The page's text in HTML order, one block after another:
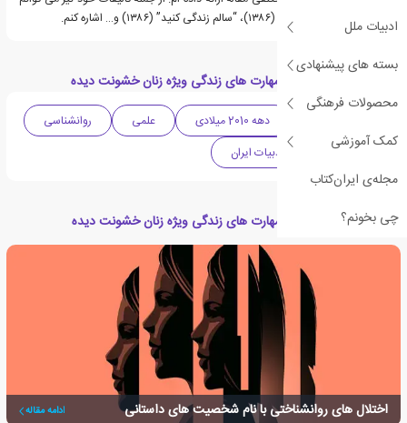
ادبیات ملل
بسته های پیشنهادی
محصولات فرهنگی
کمک آموزشی
مجله‌ی ایران‌کتاب
چی بخونم؟
به کتاب “هوش هیجانی” (۱۳۸۶)، “سالم زندگی کنید” (۱۳۸۶) و… اشاره کنم.
دسته بندی های کتاب مهارت های زندگی ویژه زنان خشونت دیده
دهه 2010 میلادی علمی
روانشناسی
خودپروری
ادبیات ایران
مقالات مرتبط با کتاب مهارت های زندگی ویژه زنان خشونت دیده
اختلال های روانشناختی با نام شخصیت های داستانی ادامه مقاله